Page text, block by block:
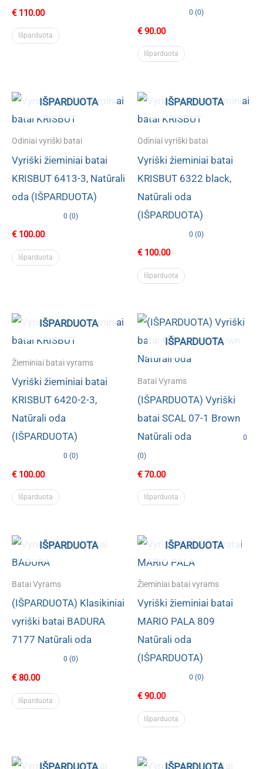
€110.00
Išparduota
0 (0)
€90.00
Išparduota
IŠPARDUOTA
Odiniai vyriški batai
Vyriški žieminiai batai
KRISBUT 6413-3, Natūrali
oda (IŠPARDUOTA)
0 (0)
€100.00
Išparduota
IŠPARDUOTA
Odiniai vyriški batai
Vyriški žieminiai batai
KRISBUT 6322 black,
Natūrali oda
(IŠPARDUOTA)
0 (0)
€100.00
Išparduota
IŠPARDUOTA
Žieminiai batai vyrams
Vyriški žieminiai batai
KRISBUT 6420-2-3,
Natūrali oda
(IŠPARDUOTA)
0 (0)
€100.00
Išparduota
IŠPARDUOTA
Batai Vyrams
(IŠPARDUOTA) Vyriški
batai SCAL 07-1 Brown
Natūrali oda
0
(0)
€70.00
Išparduota
IŠPARDUOTA
Batai Vyrams
(IŠPARDUOTA) Klasikiniai
vyriški batai BADURA
7177 Natūrali oda
0 (0)
€80.00
Išparduota
IŠPARDUOTA
Žieminiai batai vyrams
Vyriški žieminiai batai
MARIO PALA 809
Natūrali oda
(IŠPARDUOTA)
0 (0)
€90.00
Išparduota